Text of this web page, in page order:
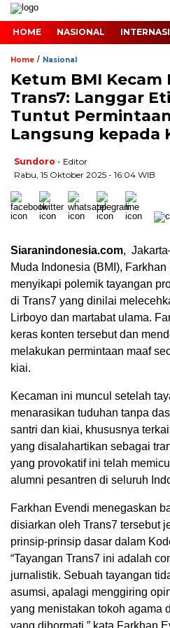
HOME NASIONAL
Home / Nasional
Ketum BMI Kecam
Trans7: Langgar
Tuntut
Langsung kepada
Sundoro - Editor
Rabu, 15 Oktober 2025 - 16:04 WIB
Siaranindonesia.com,
Muda Indonesia (BMI),
menyikapi polemik tayangan
di Trans7 yang dinilai
Lirboyo dan martabat ulama.
keras konten tersebut dan
melakukan permintaan maaf
kiai.
Kecaman ini muncul setelah
menarasikan tuduhan tanpa
santri dan kiai, khususnya
yang disalahartikan sebagai
yang provokatif ini telah
alumni pesantren di seluruh
Farkhan Evendi menegaskan
disiarkan oleh Trans7 tersebut
prinsip-prinsip dasar dalam
“Tayangan Trans7 ini adalah
jurnalistik. Sebuah tayangan
asumsi, apalagi menggiring
yang menistakan tokoh agama
yang dihormati,” kata Farkhan